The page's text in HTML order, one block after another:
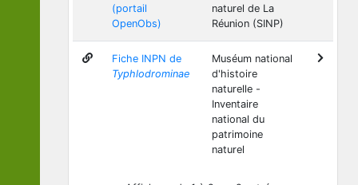
(portail
OpenObs)
naturel de La
Réunion (SINP)
Fiche INPN de
Typhlodrominae
Muséum national
d'histoire
naturelle -
Inventaire
national du
patrimoine
naturel